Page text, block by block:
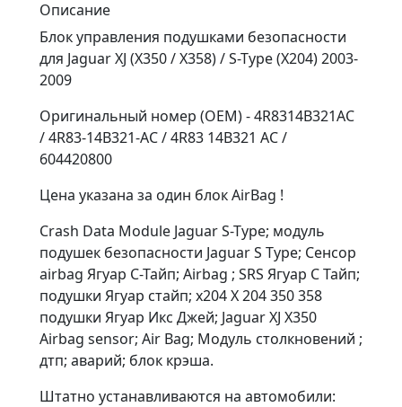
Описание
Блок управления подушками безопасности
для Jaguar XJ (X350 / X358) / S-Type (X204) 2003-
2009
Оригинальный номер (OEM) - 4R8314B321AC
/ 4R83-14B321-AC / 4R83 14B321 AC /
604420800
Цена указана за один блок AirBag !
Crash Data Module Jaguar S-Type; модуль
подушек безопасности Jaguar S Type; Сенсор
airbag Ягуар С-Тайп; Airbag ; SRS Ягуар С Тайп;
подушки Ягуар стайп; x204 X 204 350 358
подушки Ягуар Икс Джей; Jaguar XJ X350
Airbag sensor; Air Bag; Модуль столкновений ;
дтп; аварий; блок крэша.
Штатно устанавливаются на автомобили: